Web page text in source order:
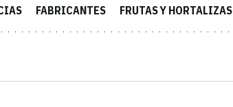
FABRICANTES FRUTAS Y HORTALIZAS